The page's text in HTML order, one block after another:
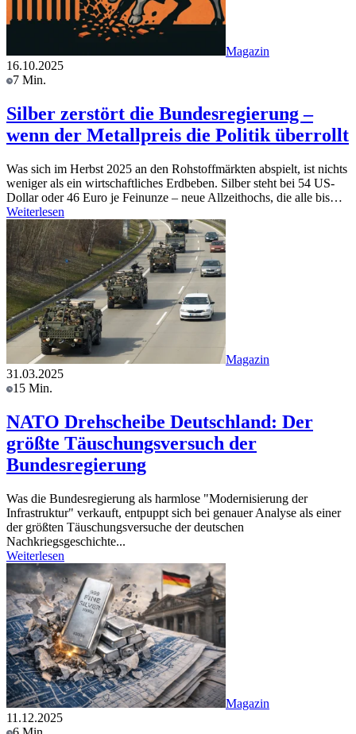
Magazin
16.10.2025
7 Min.
Silber zerstört die Bundesregierung –
wenn der Metallpreis die Politik überrollt
Was sich im Herbst 2025 an den Rohstoffmärkten abspielt, ist nichts
weniger als ein wirtschaftliches Erdbeben. Silber steht bei 54 US-
Dollar oder 46 Euro je Feinunze – neue Allzeithochs, die alle bis…
Weiterlesen
Magazin
31.03.2025
15 Min.
NATO Drehscheibe Deutschland: Der
größte Täuschungsversuch der
Bundesregierung
Was die Bundesregierung als harmlose "Modernisierung der
Infrastruktur" verkauft, entpuppt sich bei genauer Analyse als einer
der größten Täuschungsversuche der deutschen
Nachkriegsgeschichte...
Weiterlesen
Magazin
11.12.2025